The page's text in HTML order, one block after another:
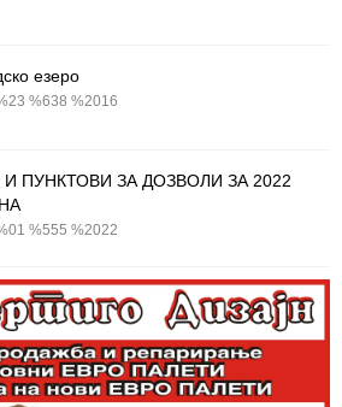
езеро
%638 %2016
ПУНКТОВИ ЗА ДОЗВОЛИ ЗА 2022
%555 %2022